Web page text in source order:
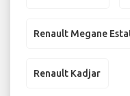
Renault Megane
Renault Kadjar